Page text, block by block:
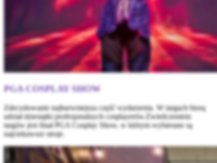
PGA COSPLAY SHOW
Zdecydowanie najbarwniejsza część wydarzenia. W targach biorą
udział dziesiątki profesjonalnych cosplayerów.Zwieńczeniem
targów jest finał PGA Cosplay Show, w którym wybierane są
najciekawsze stroje.